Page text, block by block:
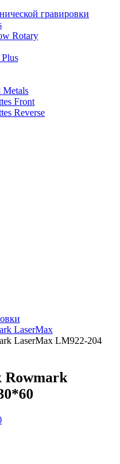
гравировки
Rotary
Metals
Front
Reverse
LaserMax
LaserMax LM922-204
Rowmark